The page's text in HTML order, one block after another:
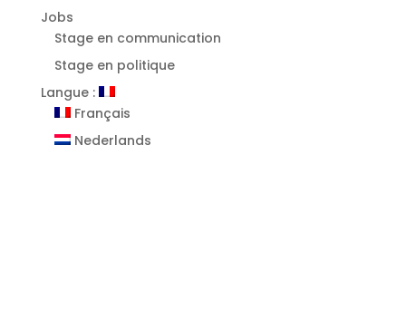
Jobs
Stage en communication
Stage en politique
Langue :
Français
Nederlands